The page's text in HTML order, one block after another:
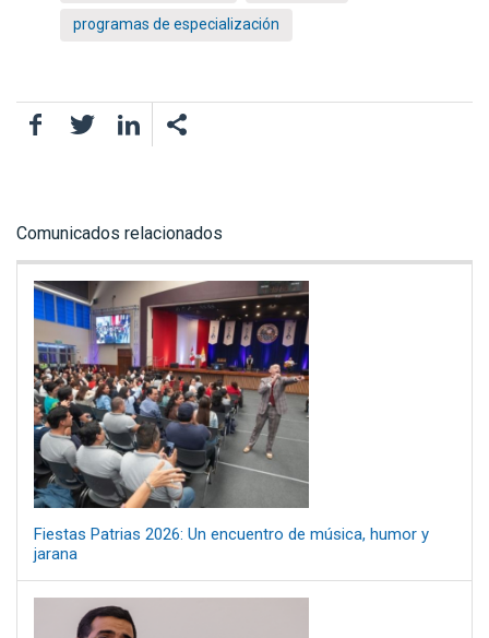
programas de especialización
FacebookTwitter LinkedIn
Comunicados relacionados
Fiestas Patrias 2026: Un encuentro de música, humor y
jarana